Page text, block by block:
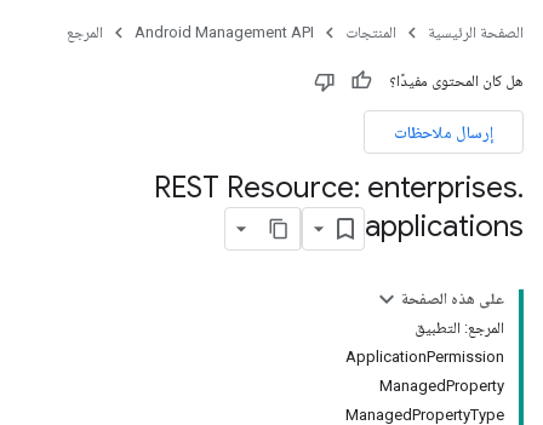
الصفحة الرئيسية المنتجات Android Management API المرجع
هل كان المحتوى مفيدًا؟
إرسال ملاحظات
REST Resource: enterprises.
applications
على هذه الصفحة
المرجع: التطبيق
ApplicationPermission
ManagedProperty
ManagedPropertyType